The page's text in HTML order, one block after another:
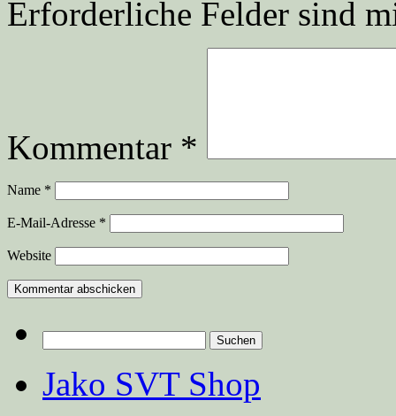
Erforderliche Felder sind
Kommentar *
Name *
E-Mail-Adresse *
Website
nach:
Jako SVT Shop